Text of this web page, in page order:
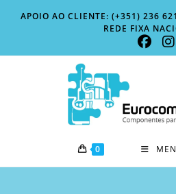
APOIO AO CLIENTE: (+351) 236
REDE FIXA
0